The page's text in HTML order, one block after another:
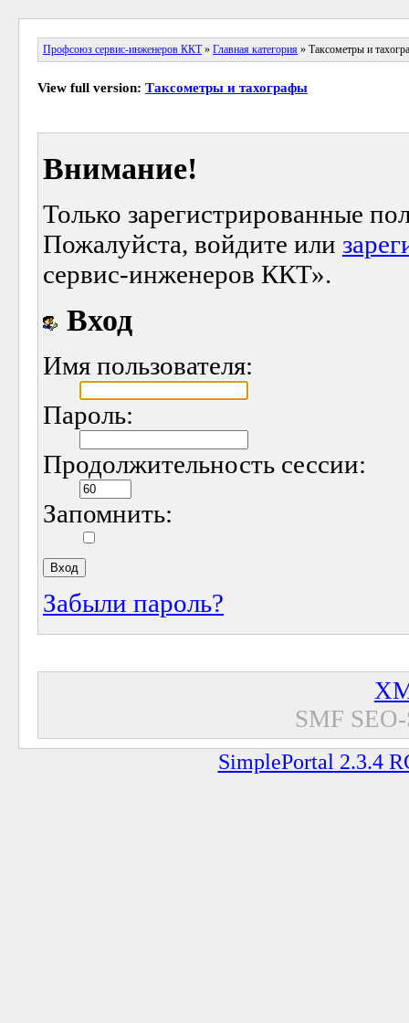
Профсоюз сервис-инженеров ККТ» Главная категория » Таксометры и
View full version: Таксометры и тахографы
Внимание!
Только зарегистрированные
Пожалуйста, войдите или
сервис-инженеров ККТ».
Вход
Имя пользователя:
Пароль:
Продолжительность сессии:
Запомнить:
Забыли пароль?
SMF
SimplePortal 2.3.4